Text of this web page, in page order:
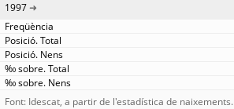
1997
Font: Idescat, a partir de l'estadística de naixements.